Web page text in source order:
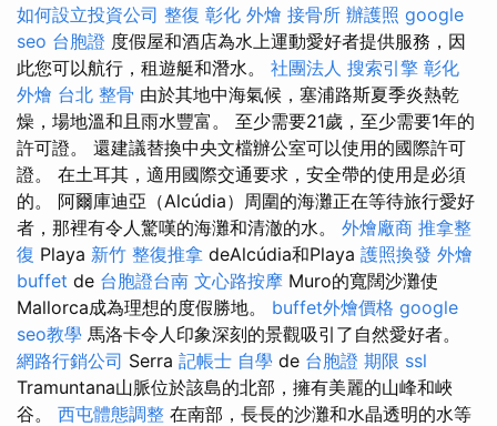
如何設立投資公司 整復 彰化 外燴 接骨所 辦護照 google
seo 台胞證 度假屋和酒店為水上運動愛好者提供服務，因
此您可以航行，租遊艇和潛水。 社團法人 搜索引擎 彰化
外燴 台北 整骨 由於其地中海氣候，塞浦路斯夏季炎熱乾
燥，場地溫和且雨水豐富。 至少需要21歲，至少需要1年的
許可證。 還建議替換中央文檔辦公室可以使用的國際許可
證。 在土耳其，適用國際交通要求，安全帶的使用是必須
的。 阿爾庫迪亞（Alcúdia）周圍的海灘正在等待旅行愛好
者，那裡有令人驚嘆的海灘和清澈的水。 外燴廠商 推拿整
復 Playa 新竹 整復推拿 deAlcúdia和Playa 護照換發 外燴
buffet de 台胞證台南 文心路按摩 Muro的寬闊沙灘使
Mallorca成為理想的度假勝地。 buffet外燴價格 google
seo教學 馬洛卡令人印象深刻的景觀吸引了自然愛好者。
網路行銷公司 Serra 記帳士 自學 de 台胞證 期限 ssl
Tramuntana山脈位於該島的北部，擁有美麗的山峰和峽
谷。 西屯體態調整 在南部，長長的沙灘和水晶透明的水等